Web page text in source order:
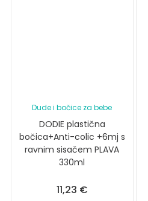
Dude i bočice za bebe
DODIE plastična
bočica+Anti-colic +6mj s
ravnim sisačem PLAVA
330ml
11,23 €